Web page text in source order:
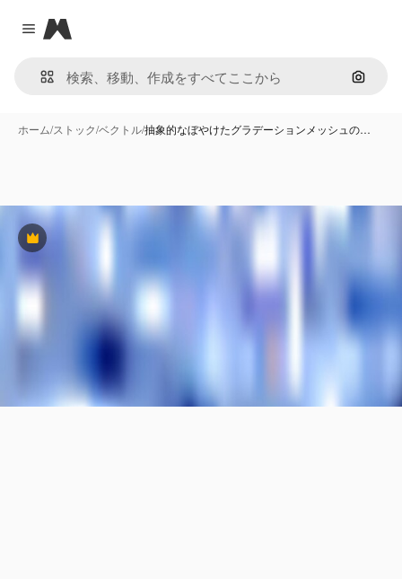
Close menu
Magnific
画像で
ホーム/ストック/ベクトル/抽象的なぼやけたグラデーションメッシュの…
Premium